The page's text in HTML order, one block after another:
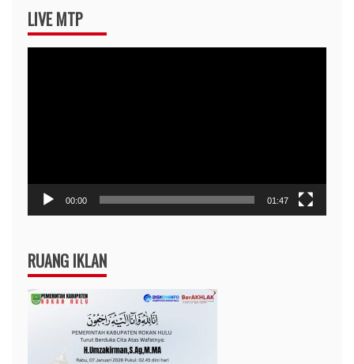
LIVE MTP
00:00 01:47
RUANG IKLAN